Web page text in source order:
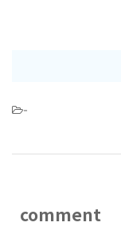
-
comment